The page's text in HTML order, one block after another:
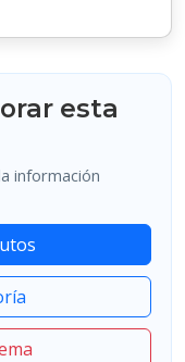
esta
información